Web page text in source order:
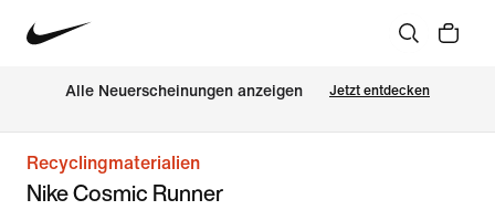
Alle Neuerscheinungen anzeigen Jetzt entdecken
Recyclingmaterialien
Nike Cosmic Runner